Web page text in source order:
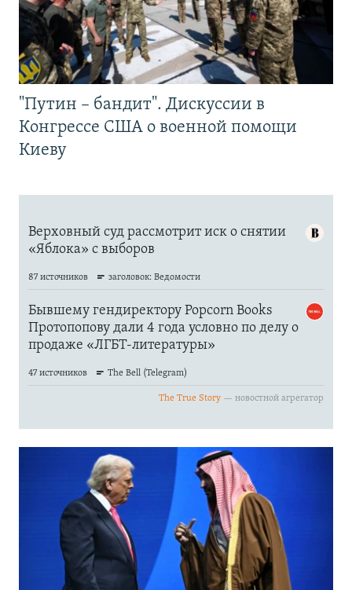
"Путин – бандит". Дискуссии в
Конгрессе США о военной помощи
Киеву